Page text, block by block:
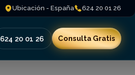
Ubicación - España 624 20 01 26
624 20 01 26 Consulta Gratis